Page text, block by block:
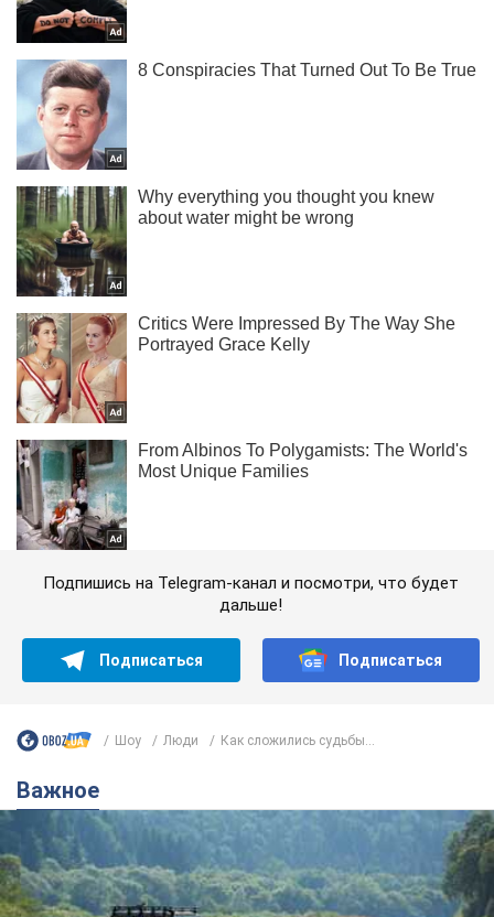
Подпишись на Telegram-канал и посмотри, что будет
дальше!
Подписаться Подписаться
Шоу Люди Как сложились судьбы...
Важное